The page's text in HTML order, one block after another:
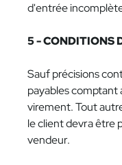
d'entrée
5 - CONDITIONS
Sauf précisions
payables comptant
virement. Tout
le client devra être
vendeur.